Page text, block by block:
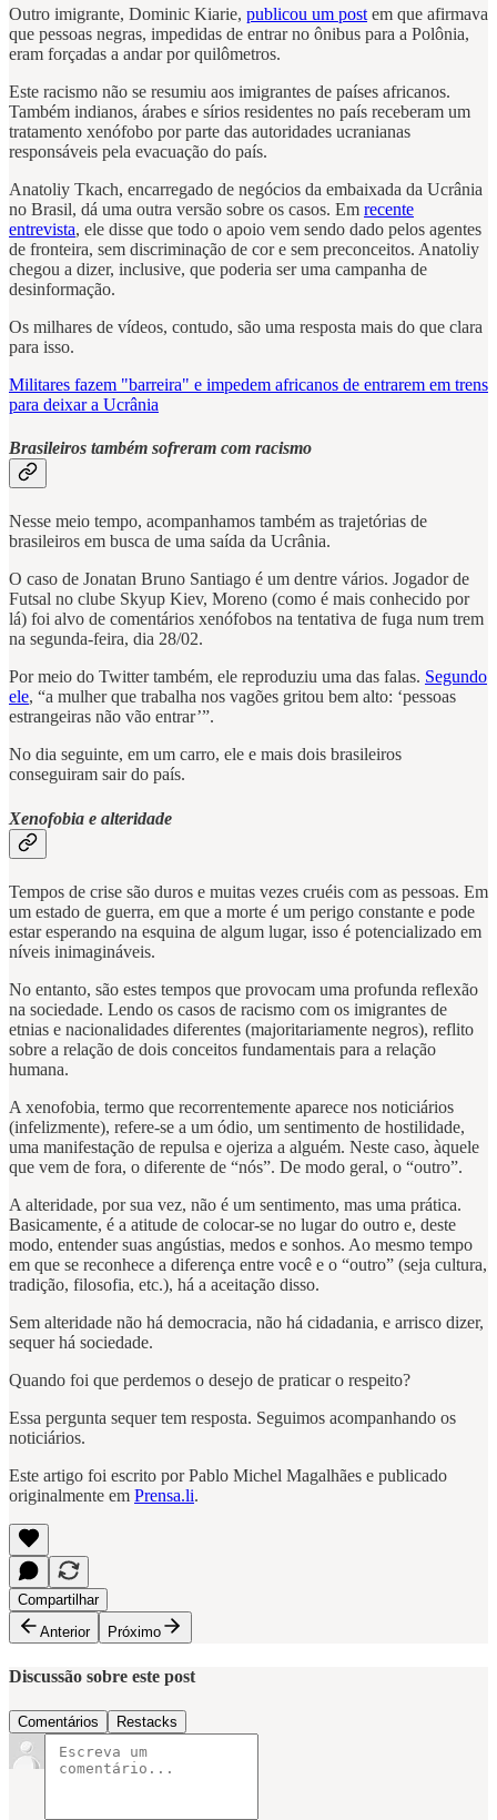
Outro imigrante, Dominic Kiarie, publicou um post em que afirmava
que pessoas negras, impedidas de entrar no ônibus para a Polônia,
eram forçadas a andar por quilômetros.
Este racismo não se resumiu aos imigrantes de países africanos.
Também indianos, árabes e sírios residentes no país receberam um
tratamento xenófobo por parte das autoridades ucranianas
responsáveis pela evacuação do país.
Anatoliy Tkach, encarregado de negócios da embaixada da Ucrânia
no Brasil, dá uma outra versão sobre os casos. Em recente
entrevista, ele disse que todo o apoio vem sendo dado pelos agentes
de fronteira, sem discriminação de cor e sem preconceitos. Anatoliy
chegou a dizer, inclusive, que poderia ser uma campanha de
desinformação.
Os milhares de vídeos, contudo, são uma resposta mais do que clara
para isso.
Militares fazem "barreira" e impedem africanos de entrarem em trens
para deixar a Ucrânia
Brasileiros também sofreram com racismo
Nesse meio tempo, acompanhamos também as trajetórias de
brasileiros em busca de uma saída da Ucrânia.
O caso de Jonatan Bruno Santiago é um dentre vários. Jogador de
Futsal no clube Skyup Kiev, Moreno (como é mais conhecido por
lá) foi alvo de comentários xenófobos na tentativa de fuga num trem
na segunda-feira, dia 28/02.
Por meio do Twitter também, ele reproduziu uma das falas. Segundo
ele, “a mulher que trabalha nos vagões gritou bem alto: ‘pessoas
estrangeiras não vão entrar’”.
No dia seguinte, em um carro, ele e mais dois brasileiros
conseguiram sair do país.
Xenofobia e alteridade
Tempos de crise são duros e muitas vezes cruéis com as pessoas. Em
um estado de guerra, em que a morte é um perigo constante e pode
estar esperando na esquina de algum lugar, isso é potencializado em
níveis inimagináveis.
No entanto, são estes tempos que provocam uma profunda reflexão
na sociedade. Lendo os casos de racismo com os imigrantes de
etnias e nacionalidades diferentes (majoritariamente negros), reflito
sobre a relação de dois conceitos fundamentais para a relação
humana.
A xenofobia, termo que recorrentemente aparece nos noticiários
(infelizmente), refere-se a um ódio, um sentimento de hostilidade,
uma manifestação de repulsa e ojeriza a alguém. Neste caso, àquele
que vem de fora, o diferente de “nós”. De modo geral, o “outro”.
A alteridade, por sua vez, não é um sentimento, mas uma prática.
Basicamente, é a atitude de colocar-se no lugar do outro e, deste
modo, entender suas angústias, medos e sonhos. Ao mesmo tempo
em que se reconhece a diferença entre você e o “outro” (seja cultura,
tradição, filosofia, etc.), há a aceitação disso.
Sem alteridade não há democracia, não há cidadania, e arrisco dizer,
sequer há sociedade.
Quando foi que perdemos o desejo de praticar o respeito?
Essa pergunta sequer tem resposta. Seguimos acompanhando os
noticiários.
Este artigo foi escrito por Pablo Michel Magalhães e publicado
originalmente em Prensa.li.
Compartilhar
Anterior
Próximo
Discussão sobre este post
Comentários Restacks